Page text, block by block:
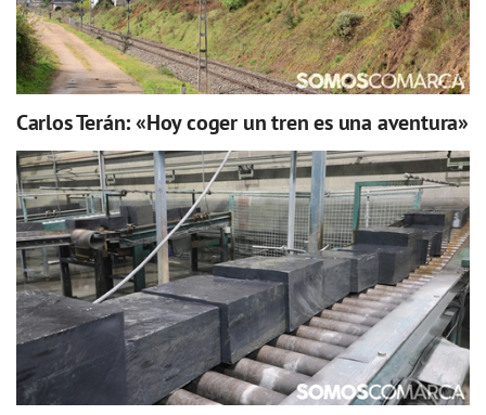
Carlos Terán: «Hoy coger un tren es una aventura»